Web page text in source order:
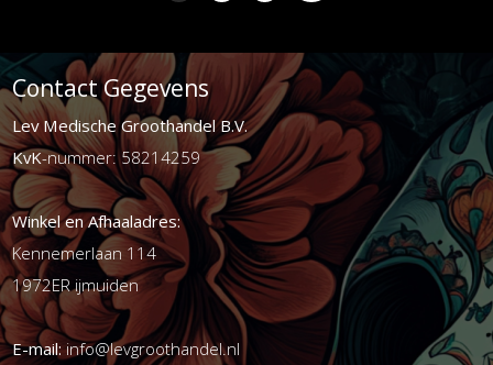
Contact Gegevens
Lev Medische Groothandel B.V.
KvK-nummer: 58214259
Winkel en Afhaaladres:
Kennemerlaan 114
1972ER ijmuiden
E-mail:info@levgroothandel.nl